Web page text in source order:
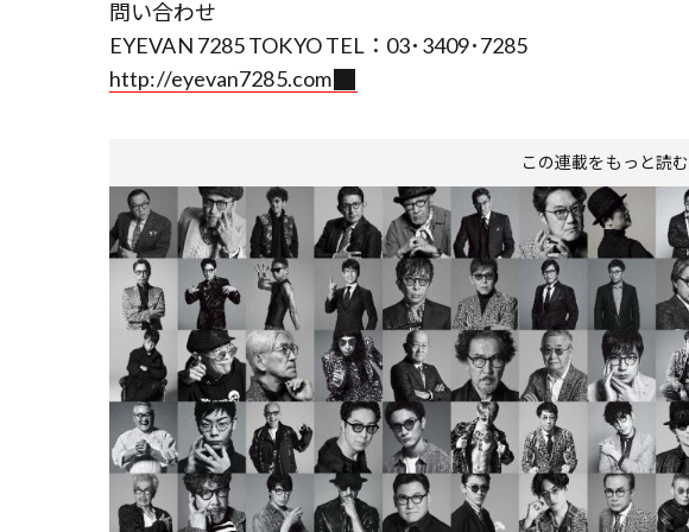
問い合わせ
EYEVAN 7285 TOKYO TEL：03･3409･7285
http://eyevan7285.com
この連載をもっと読む